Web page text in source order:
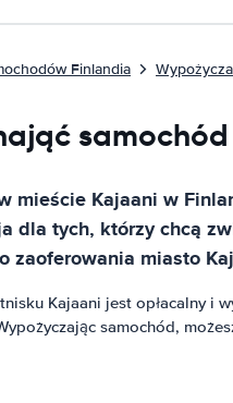
Finlandia
mieście Kajaani w
dla tych, którzy chcą
zaoferowania miasto
Kajaani jest opłacalny i
samochód,